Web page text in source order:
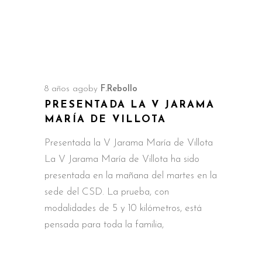
8 años agoby F.Rebollo
PRESENTADA LA V JARAMA
MARÍA DE VILLOTA
Presentada la V Jarama María de Villota
La V Jarama María de Villota ha sido
presentada en la mañana del martes en la
sede del CSD. La prueba, con
modalidades de 5 y 10 kilómetros, está
pensada para toda la familia,